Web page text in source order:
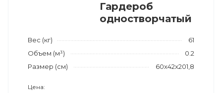
Гардероб
одностворчатый
Вес (кг)
61
Объем (м³)
0.2
Размер (см)
60x42x201,8
Цена: